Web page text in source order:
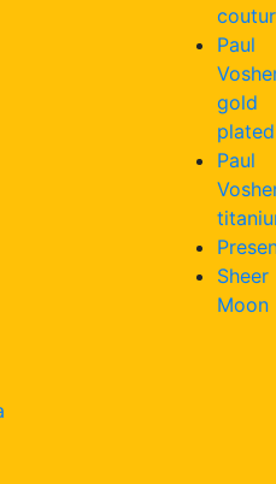
Paul
gold
plated
Paul
Sheer
Moon